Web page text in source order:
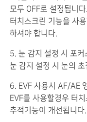
모두 OFF로 설정됩니다.
터치스크린 기능을 사
하셔야 합니다.
5. 눈 감지 설정 시 포커
눈 감지 설정 시 눈의
6. EVF 사용시 AF/AE
EVF를 사용할경우 터
추적기능이 개선됩니다.